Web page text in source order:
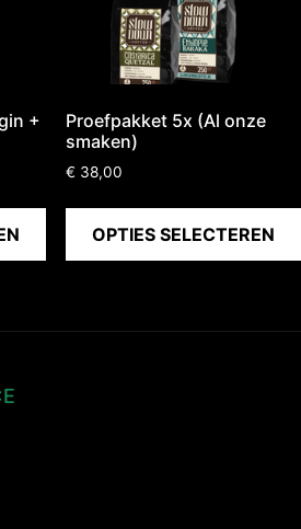
+
Proefpakket 5x (Al onze
smaken)
€ 38,00
OPTIES SELECTEREN